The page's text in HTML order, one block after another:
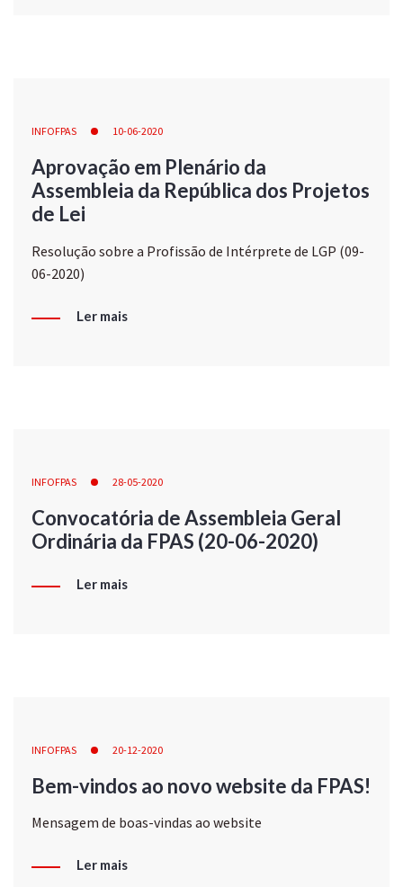
INFOFPAS 10-06-2020
Aprovação em Plenário da
Assembleia da República dos Projetos
de Lei
Resolução sobre a Profissão de Intérprete de LGP (09-
06-2020)
Ler mais
INFOFPAS 28-05-2020
Convocatória de Assembleia Geral
Ordinária da FPAS (20-06-2020)
Ler mais
INFOFPAS 20-12-2020
Bem-vindos ao novo website da FPAS!
Mensagem de boas-vindas ao website
Ler mais